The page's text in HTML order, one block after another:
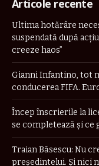
Articole recente
Ultima hotărâre
suspendată după
creeze haos”
Gianni Infantino, tot
conducerea FIFA.
Încep înscrierile la
se completează și ce
Traian Băsescu: Nu
preşedintelui. Şi nici